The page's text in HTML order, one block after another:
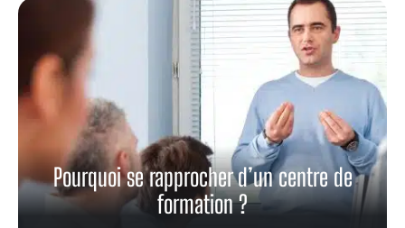
Pourquoi se rapprocher d’un centre de
formation ?